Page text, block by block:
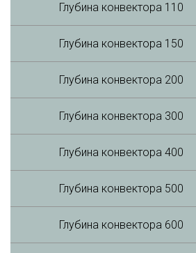
Глубина конвектора 110
Глубина конвектора 150
Глубина конвектора 200
Глубина конвектора 300
Глубина конвектора 400
Глубина конвектора 500
Глубина конвектора 600